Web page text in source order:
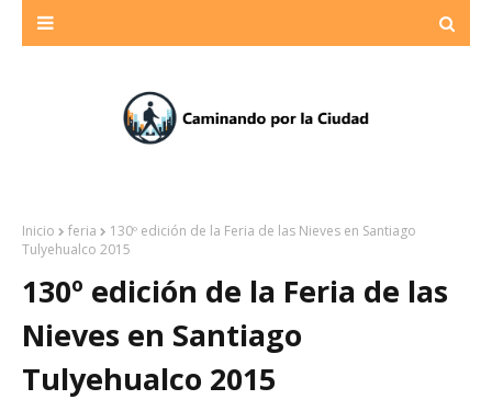
Inicio feria
130º edición de la Feria de las Nieves en Santiago
Tulyehualco 2015
130º edición de la Feria de las
Nieves en Santiago
Tulyehualco 2015